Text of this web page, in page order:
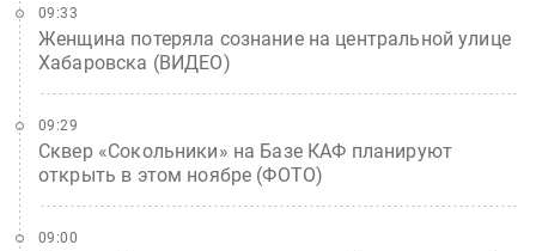
Женщина потеряла сознание на центральной улице
Хабаровска (ВИДЕО)
09:33
Сквер «Сокольники» на Базе КАФ планируют
открыть в этом ноябре (ФОТО)
09:29
09:00